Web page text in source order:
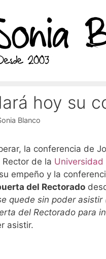
hoy su
Blanco
la conferencia de
de la Universidad
empeño y la
del Rectorado
quede sin poder asistir
del Rectorado para
asistir.